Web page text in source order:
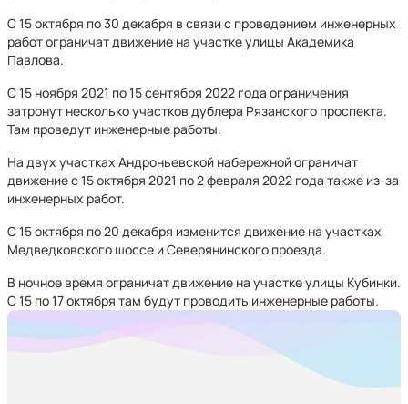
С 15 октября по 30 декабря в связи с проведением инженерных
работ ограничат движение на участке улицы Академика
Павлова.
С 15 ноября 2021 по 15 сентября 2022 года ограничения
затронут несколько участков дублера Рязанского проспекта.
Там проведут инженерные работы.
На двух участках Андроньевской набережной ограничат
движение с 15 октября 2021 по 2 февраля 2022 года также из-за
инженерных работ.
С 15 октября по 20 декабря изменится движение на участках
Медведковского шоссе и Северянинского проезда.
В ночное время ограничат движение на участке улицы Кубинки.
С 15 по 17 октября там будут проводить инженерные работы.